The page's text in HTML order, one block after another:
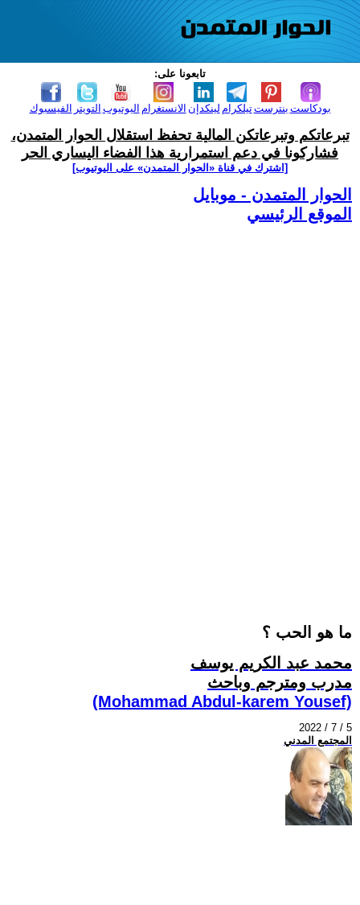
تابعونا على:
الفيسبوك التويتر اليوتيوب الانستغرام لينكدإن تيلكرامبنترست بودكاست
تبرعاتكم وتبرعاتكن المالية تحفظ استقلال الحوار المتمدن،
فشاركونا في دعم استمرارية هذا الفضاء اليساري الحر
[اشترك في قناة ‫«الحوار المتمدن» على اليوتيوب]
الحوار المتمدن - موبايل
الموقع الرئيسي
ما هو الحب ؟
محمد عبد الكريم يوسف
مدرب ومترجم وباحث
(Mohammad Abdul-karem Yousef)
2022 / 7 / 5
المجتمع المدني